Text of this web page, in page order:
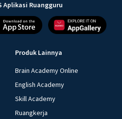
Aplikasi Ruangguru
Produk Lainnya
Brain Academy Online
English Academy
Skill Academy
Ruangkerja